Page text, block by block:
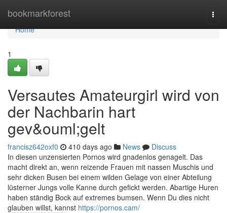
bookmarkforest
Home
Home
1
Versautes Amateurgirl wird von
der Nachbarin hart
gev&ouml;gelt
francisz642oxf0 410 days ago News
Discuss
In diesen unzensierten Pornos wird gnadenlos genagelt. Das
macht direkt an, wenn reizende Frauen mit nassen Muschis und
sehr dicken Busen bei einem wilden Gelage von einer Abteilung
lüsterner Jungs volle Kanne durch gefickt werden. Abartige Huren
haben ständig Bock auf extremes bumsen. Wenn Du dies nicht
glauben willst, kannst https://pornos.cam/